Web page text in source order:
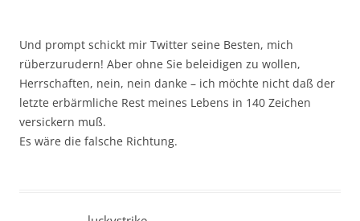
Und prompt schickt mir Twitter seine Besten, mich
rüberzurudern! Aber ohne Sie beleidigen zu wollen,
Herrschaften, nein, nein danke – ich möchte nicht daß der
letzte erbärmliche Rest meines Lebens in 140 Zeichen
versickern muß.
Es wäre die falsche Richtung.